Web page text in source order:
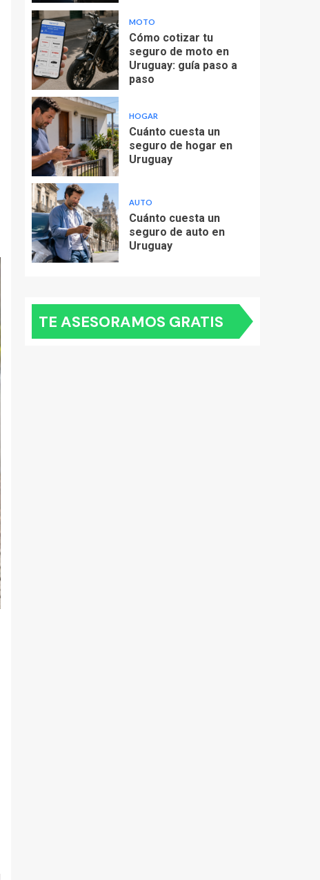
MOTO
Cómo cotizar tu
seguro de moto en
Uruguay: guía paso a
paso
HOGAR
Cuánto cuesta un
seguro de hogar en
Uruguay
AUTO
Cuánto cuesta un
seguro de auto en
Uruguay
TE ASESORAMOS GRATIS